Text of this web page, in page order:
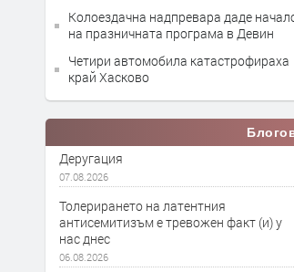
Колоездачна надпревара даде
на празничната програма в Девин
Четири автомобила катастрофираха
край Хасково
Деругация
07.08.2026
Толерирането на латентния
антисемитизъм е тревожен факт (и) у
нас днес
06.08.2026